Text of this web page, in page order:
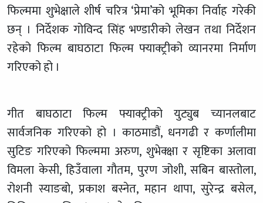
फिल्ममा शुभेक्षाले शीर्ष चरित्र ‘प्रेमा’को भूमिका निर्वाह गरेकी
छन् । निर्देशक गोविन्द सिंह भण्डारीको लेखन तथा निर्देशन
रहेको फिल्म बाघठाटा फिल्म फ्याक्ट्रीको व्यानरमा निर्माण
गरिएको हो ।
गीत बाघठाटा फिल्म फ्याक्ट्रीको युट्युब च्यानलबाट
सार्वजनिक गरिएको हो । काठमाडौं, धनगढी र कर्णालीमा
सुटिङ गरिएको फिल्ममा अरुण, शुभेक्क्षा र सृष्टिका अलावा
विमला केसी, हिउँवाला गौतम, पुरण जोशी, सबिन बास्तोला,
रोशनी स्याङबो, प्रकाश बस्नेत, महान थापा, सुरेन्द्र बसेल,